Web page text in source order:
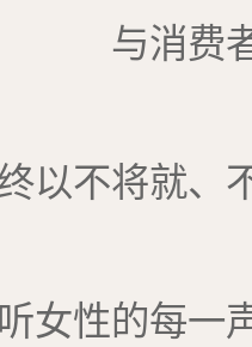
与消费
以不将就、
女性的每一